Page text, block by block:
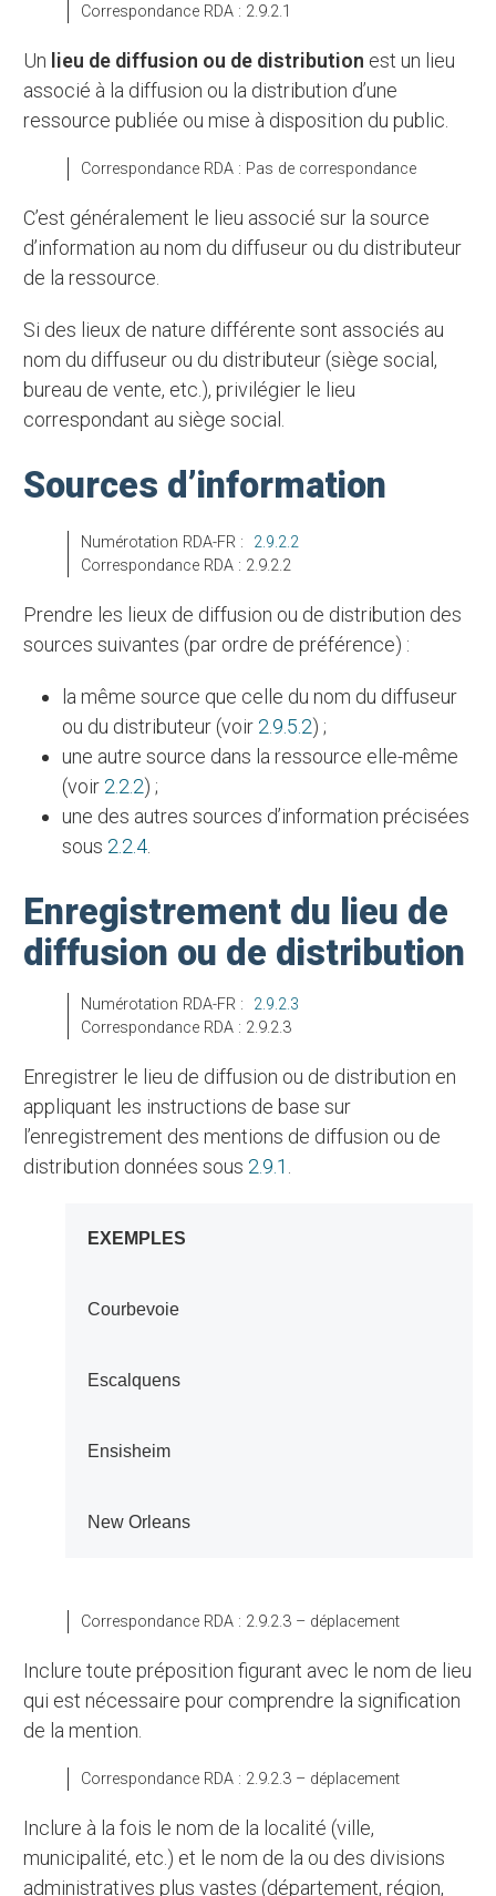
Correspondance RDA : 2.9.2.1
Un lieu de diffusion ou de distribution est un lieu
associé à la diffusion ou la distribution d’une
ressource publiée ou mise à disposition du public.
Correspondance RDA : Pas de correspondance
C’est généralement le lieu associé sur la source
d’information au nom du diffuseur ou du distributeur
de la ressource.
Si des lieux de nature différente sont associés au
nom du diffuseur ou du distributeur (siège social,
bureau de vente, etc.), privilégier le lieu
correspondant au siège social.
Sources d’information
Numérotation RDA-FR : 2.9.2.2
Correspondance RDA : 2.9.2.2
Prendre les lieux de diffusion ou de distribution des
sources suivantes (par ordre de préférence) :
la même source que celle du nom du diffuseur
ou du distributeur (voir 2.9.5.2) ;
une autre source dans la ressource elle-même
(voir 2.2.2) ;
une des autres sources d’information précisées
sous 2.2.4
Enregistrement du lieu de
diffusion ou de distribution
Numérotation RDA-FR : 2.9.2.3
Correspondance RDA : 2.9.2.3
Enregistrer le lieu de diffusion ou de distribution en
appliquant les instructions de base sur
l’enregistrement des mentions de diffusion ou de
distribution données sous 2.9.1
EXEMPLES
Courbevoie
Escalquens
Ensisheim
New Orleans
Correspondance RDA : 2.9.2.3 – déplacement
Inclure toute préposition figurant avec le nom de lieu
qui est nécessaire pour comprendre la signification
de la mention.
Correspondance RDA : 2.9.2.3 – déplacement
Inclure à la fois le nom de la localité (ville,
municipalité, etc.) et le nom de la ou des divisions
administratives plus vastes (département, région,